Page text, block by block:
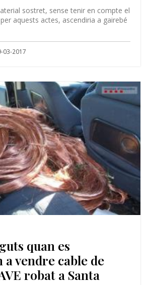
sostret, sense tenir en compte el
aquests actes, ascendiria a gairebé
03-2017
quan es
a vendre cable de
robat a Santa